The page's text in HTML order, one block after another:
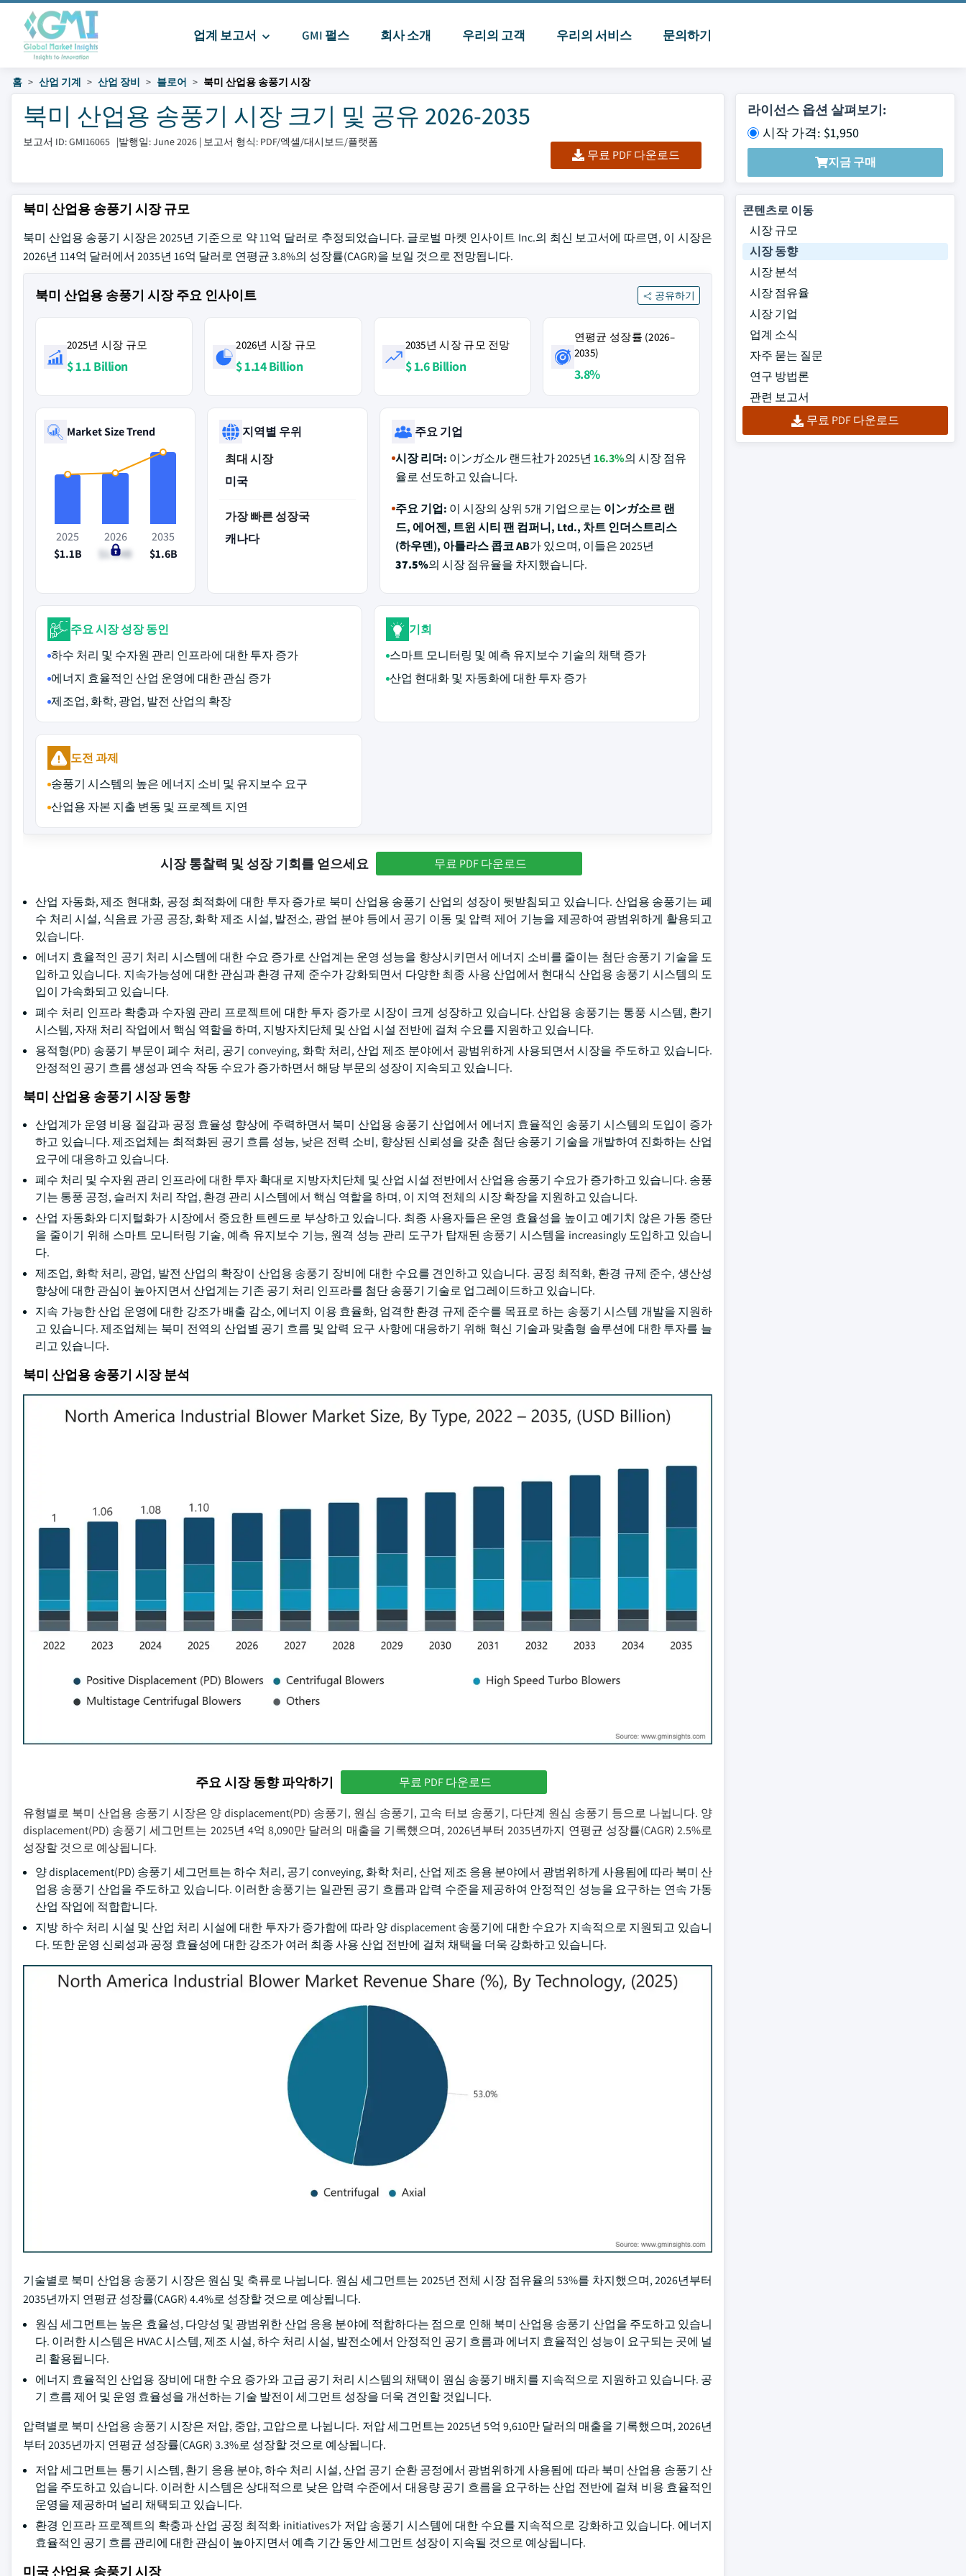
업계 보고서 GMI 펄스 회사 소개 우리의 고객 우리의 서비스 문의하기
홈 산업 기계 산업 장비 블로어 북미 산업용 송풍기 시장
북미 산업용 송풍기 시장 크기 및 공유 2026-2035
보고서 ID: GMI16065 |발행일: June 2026 | 보고서 형식: PDF/엑셀/대시보드/플랫폼
무료 PDF 다운로드
라이선스 옵션 살펴보기:
시작 가격: $1,950
지금 구매
북미 산업용 송풍기 시장 규모
북미 산업용 송풍기 시장은 2025년 기준으로 약 11억 달러로 추정되었습니다. 글로벌 마켓 인사이트 Inc.의 최신 보고서에 따르면, 이 시장은
2026년 114억 달러에서 2035년 16억 달러로 연평균 3.8%의 성장률(CAGR)을 보일 것으로 전망됩니다.
북미 산업용 송풍기 시장 주요 인사이트 공유하기
2025년 시장 규모
$ 1.1 Billion
2026년 시장 규모
$ 1.14 Billion
2035년 시장 규모 전망
$ 1.6 Billion
연평균 성장률 (2026–
2035)
3.8%
Market Size Trend
2025
$1.1B
2026
$1.14B
2035
$1.6B
지역별 우위
최대 시장
미국
가장 빠른 성장국
캐나다
주요 기업
시장 리더: 이ンガ소ル 랜드社가 2025년 16.3%의 시장 점유
율로 선도하고 있습니다.
주요 기업: 이 시장의 상위 5개 기업으로는 이ンガ소르 랜
드, 에어젠, 트윈 시티 팬 컴퍼니, Ltd., 차트 인더스트리스
(하우덴), 아틀라스 콥코 AB가 있으며, 이들은 2025년
37.5%의 시장 점유율을 차지했습니다.
주요 시장 성장 동인
하수 처리 및 수자원 관리 인프라에 대한 투자 증가
에너지 효율적인 산업 운영에 대한 관심 증가
제조업, 화학, 광업, 발전 산업의 확장
기회
스마트 모니터링 및 예측 유지보수 기술의 채택 증가
산업 현대화 및 자동화에 대한 투자 증가
도전 과제
송풍기 시스템의 높은 에너지 소비 및 유지보수 요구
산업용 자본 지출 변동 및 프로젝트 지연
시장 통찰력 및 성장 기회를 얻으세요 무료 PDF 다운로드
산업 자동화, 제조 현대화, 공정 최적화에 대한 투자 증가로 북미 산업용 송풍기 산업의 성장이 뒷받침되고 있습니다. 산업용 송풍기는 폐
수 처리 시설, 식음료 가공 공장, 화학 제조 시설, 발전소, 광업 분야 등에서 공기 이동 및 압력 제어 기능을 제공하여 광범위하게 활용되고
있습니다.
에너지 효율적인 공기 처리 시스템에 대한 수요 증가로 산업계는 운영 성능을 향상시키면서 에너지 소비를 줄이는 첨단 송풍기 기술을 도
입하고 있습니다. 지속가능성에 대한 관심과 환경 규제 준수가 강화되면서 다양한 최종 사용 산업에서 현대식 산업용 송풍기 시스템의 도
입이 가속화되고 있습니다.
폐수 처리 인프라 확충과 수자원 관리 프로젝트에 대한 투자 증가로 시장이 크게 성장하고 있습니다. 산업용 송풍기는 통풍 시스템, 환기
시스템, 자재 처리 작업에서 핵심 역할을 하며, 지방자치단체 및 산업 시설 전반에 걸쳐 수요를 지원하고 있습니다.
용적형(PD) 송풍기 부문이 폐수 처리, 공기 conveying, 화학 처리, 산업 제조 분야에서 광범위하게 사용되면서 시장을 주도하고 있습니다.
안정적인 공기 흐름 생성과 연속 작동 수요가 증가하면서 해당 부문의 성장이 지속되고 있습니다.
북미 산업용 송풍기 시장 동향
산업계가 운영 비용 절감과 공정 효율성 향상에 주력하면서 북미 산업용 송풍기 산업에서 에너지 효율적인 송풍기 시스템의 도입이 증가
하고 있습니다. 제조업체는 최적화된 공기 흐름 성능, 낮은 전력 소비, 향상된 신뢰성을 갖춘 첨단 송풍기 기술을 개발하여 진화하는 산업
요구에 대응하고 있습니다.
폐수 처리 및 수자원 관리 인프라에 대한 투자 확대로 지방자치단체 및 산업 시설 전반에서 산업용 송풍기 수요가 증가하고 있습니다. 송풍
기는 통풍 공정, 슬러지 처리 작업, 환경 관리 시스템에서 핵심 역할을 하며, 이 지역 전체의 시장 확장을 지원하고 있습니다.
산업 자동화와 디지털화가 시장에서 중요한 트렌드로 부상하고 있습니다. 최종 사용자들은 운영 효율성을 높이고 예기치 않은 가동 중단
을 줄이기 위해 스마트 모니터링 기술, 예측 유지보수 기능, 원격 성능 관리 도구가 탑재된 송풍기 시스템을 increasingly 도입하고 있습니
다.
제조업, 화학 처리, 광업, 발전 산업의 확장이 산업용 송풍기 장비에 대한 수요를 견인하고 있습니다. 공정 최적화, 환경 규제 준수, 생산성
향상에 대한 관심이 높아지면서 산업계는 기존 공기 처리 인프라를 첨단 송풍기 기술로 업그레이드하고 있습니다.
지속 가능한 산업 운영에 대한 강조가 배출 감소, 에너지 이용 효율화, 엄격한 환경 규제 준수를 목표로 하는 송풍기 시스템 개발을 지원하
고 있습니다. 제조업체는 북미 전역의 산업별 공기 흐름 및 압력 요구 사항에 대응하기 위해 혁신 기술과 맞춤형 솔루션에 대한 투자를 늘
리고 있습니다.
북미 산업용 송풍기 시장 분석
주요 시장 동향 파악하기 무료 PDF 다운로드
유형별로 북미 산업용 송풍기 시장은 양 displacement(PD) 송풍기, 원심 송풍기, 고속 터보 송풍기, 다단계 원심 송풍기 등으로 나뉩니다. 양
displacement(PD) 송풍기 세그먼트는 2025년 4억 8,090만 달러의 매출을 기록했으며, 2026년부터 2035년까지 연평균 성장률(CAGR) 2.5%로
성장할 것으로 예상됩니다.
양 displacement(PD) 송풍기 세그먼트는 하수 처리, 공기 conveying, 화학 처리, 산업 제조 응용 분야에서 광범위하게 사용됨에 따라 북미 산
업용 송풍기 산업을 주도하고 있습니다. 이러한 송풍기는 일관된 공기 흐름과 압력 수준을 제공하여 안정적인 성능을 요구하는 연속 가동
산업 작업에 적합합니다.
지방 하수 처리 시설 및 산업 처리 시설에 대한 투자가 증가함에 따라 양 displacement 송풍기에 대한 수요가 지속적으로 지원되고 있습니
다. 또한 운영 신뢰성과 공정 효율성에 대한 강조가 여러 최종 사용 산업 전반에 걸쳐 채택을 더욱 강화하고 있습니다.
기술별로 북미 산업용 송풍기 시장은 원심 및 축류로 나뉩니다. 원심 세그먼트는 2025년 전체 시장 점유율의 53%를 차지했으며, 2026년부터
2035년까지 연평균 성장률(CAGR) 4.4%로 성장할 것으로 예상됩니다.
원심 세그먼트는 높은 효율성, 다양성 및 광범위한 산업 응용 분야에 적합하다는 점으로 인해 북미 산업용 송풍기 산업을 주도하고 있습니
다. 이러한 시스템은 HVAC 시스템, 제조 시설, 하수 처리 시설, 발전소에서 안정적인 공기 흐름과 에너지 효율적인 성능이 요구되는 곳에 널
리 활용됩니다.
에너지 효율적인 산업용 장비에 대한 수요 증가와 고급 공기 처리 시스템의 채택이 원심 송풍기 배치를 지속적으로 지원하고 있습니다. 공
기 흐름 제어 및 운영 효율성을 개선하는 기술 발전이 세그먼트 성장을 더욱 견인할 것입니다.
압력별로 북미 산업용 송풍기 시장은 저압, 중압, 고압으로 나뉩니다. 저압 세그먼트는 2025년 5억 9,610만 달러의 매출을 기록했으며, 2026년
부터 2035년까지 연평균 성장률(CAGR) 3.3%로 성장할 것으로 예상됩니다.
저압 세그먼트는 통기 시스템, 환기 응용 분야, 하수 처리 시설, 산업 공기 순환 공정에서 광범위하게 사용됨에 따라 북미 산업용 송풍기 산
업을 주도하고 있습니다. 이러한 시스템은 상대적으로 낮은 압력 수준에서 대용량 공기 흐름을 요구하는 산업 전반에 걸쳐 비용 효율적인
운영을 제공하며 널리 채택되고 있습니다.
환경 인프라 프로젝트의 확충과 산업 공정 최적화 initiatives가 저압 송풍기 시스템에 대한 수요를 지속적으로 강화하고 있습니다. 에너지
효율적인 공기 흐름 관리에 대한 관심이 높아지면서 예측 기간 동안 세그먼트 성장이 지속될 것으로 예상됩니다.
미국 산업용 송풍기 시장
콘텐츠로 이동
시장 규모
시장 동향
시장 분석
시장 점유율
시장 기업
업계 소식
자주 묻는 질문
연구 방법론
관련 보고서
무료 PDF 다운로드